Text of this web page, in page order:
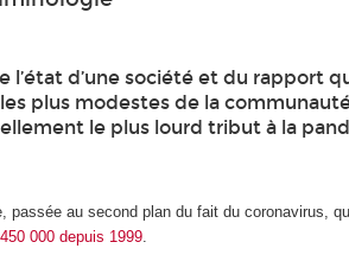
d’une société et du rapport
plus modestes de la
le plus lourd tribut à la
passée au second plan du fait du coronavirus,
000 depuis 1999